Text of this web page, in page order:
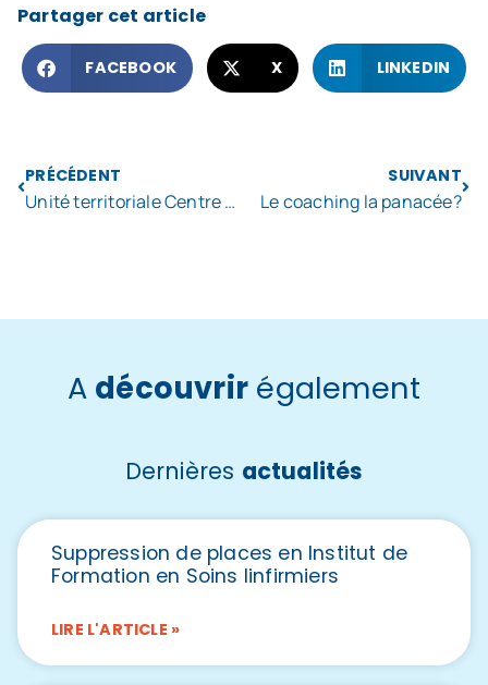
Partager cet article
FACEBOOK X LINKEDIN
PRÉCÉDENT
Unité territoriale Centre Val de Loire
SUIVANT
Le coaching la panacée?
A découvrir également
Dernières actualités
Suppression de places en Institut de
Formation en Soins Iinfirmiers
LIRE L'ARTICLE »